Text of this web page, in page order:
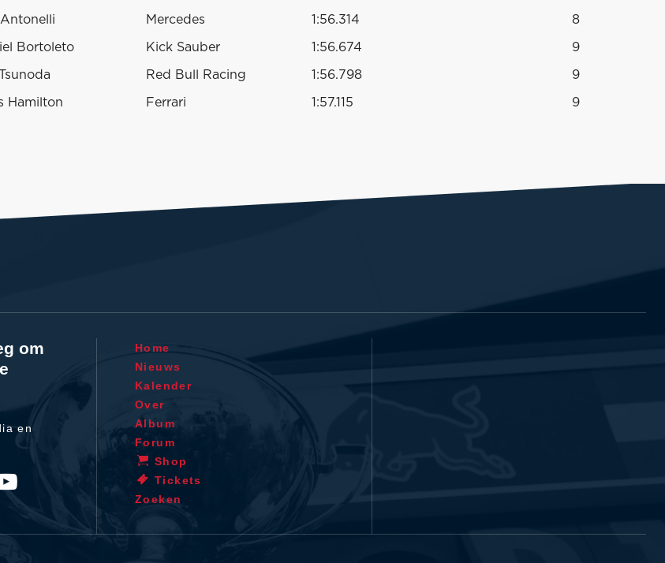
Mercedes 1:56.314 8
Bortoleto Kick Sauber 1:56.674 9
Red Bull Racing 1:56.798 9
Hamilton Ferrari 1:57.115 9
om
en
Home
Nieuws
Kalender
Over
Album
Forum
Shop
Tickets
Zoeken